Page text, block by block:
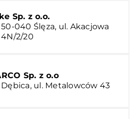
Sp. z o.o.
50-040 Ślęza, ul. Akacjowa
4N/2/20
Sp. z o.o
Dębica, ul. Metalowców 43